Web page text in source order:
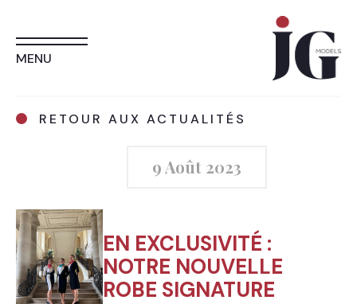
MENU
RETOUR AUX ACTUALITÉS
9 Août 2023
EN EXCLUSIVITÉ :
NOTRE NOUVELLE
ROBE SIGNATURE